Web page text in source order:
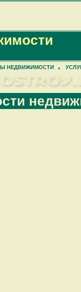
НЕДВИЖИМОСТИ